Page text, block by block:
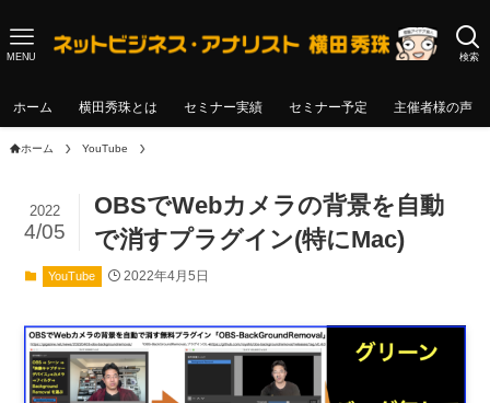
検索
MENU
ホーム 横田秀珠とは セミナー実績 セミナー予定 主催者様の声
ホーム YouTube
OBSでWebカメラの背景を自動
で消すプラグイン(特にMac)
2022
4/05
YouTube 2022年4月5日